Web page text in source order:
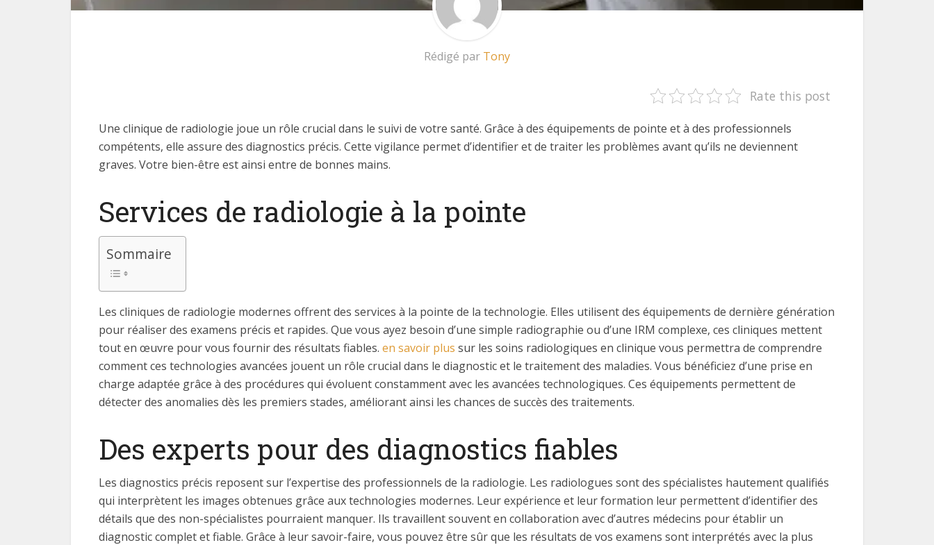
Rédigé par Tony
Rate this post
Une clinique de radiologie joue un rôle crucial dans le suivi de votre santé. Grâce à des équipements de pointe et à des professionnels
compétents, elle assure des diagnostics précis. Cette vigilance permet d’identifier et de traiter les problèmes avant qu’ils ne deviennent
graves. Votre bien-être est ainsi entre de bonnes mains.
Services de radiologie à la pointe
Sommaire
Les cliniques de radiologie modernes offrent des services à la pointe de la technologie. Elles utilisent des équipements de dernière génération
pour réaliser des examens précis et rapides. Que vous ayez besoin d’une simple radiographie ou d’une IRM complexe, ces cliniques mettent
tout en œuvre pour vous fournir des résultats fiables. en savoir plus sur les soins radiologiques en clinique vous permettra de comprendre
comment ces technologies avancées jouent un rôle crucial dans le diagnostic et le traitement des maladies. Vous bénéficiez d’une prise en
charge adaptée grâce à des procédures qui évoluent constamment avec les avancées technologiques. Ces équipements permettent de
détecter des anomalies dès les premiers stades, améliorant ainsi les chances de succès des traitements.
Des experts pour des diagnostics fiables
Les diagnostics précis reposent sur l’expertise des professionnels de la radiologie. Les radiologues sont des spécialistes hautement qualifiés
qui interprètent les images obtenues grâce aux technologies modernes. Leur expérience et leur formation leur permettent d’identifier des
détails que des non-spécialistes pourraient manquer. Ils travaillent souvent en collaboration avec d’autres médecins pour établir un
diagnostic complet et fiable. Grâce à leur savoir-faire, vous pouvez être sûr que les résultats de vos examens sont interprétés avec la plus